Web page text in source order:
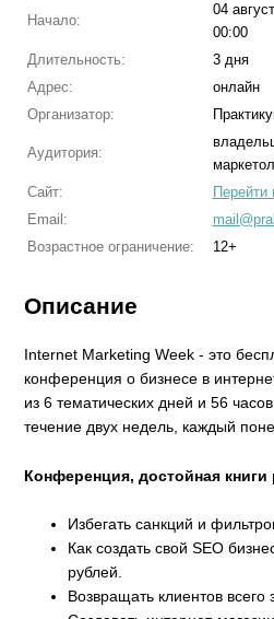
Начало:
04
00:00
Длительность:
3 дня
Адрес:
онлайн
Организатор:
Аудитория:
Сайт:
Перейти
Email:
Возрастное ограничение:
12+
Описание
Internet Marketing Week - это
конференция о бизнесе в
из 6 тематических дней и 56
течение двух недель, каждый
Конференция, достойная книги
Избегать санкций и
Как создать свой SEO
рублей.
Возвращать клиентов всего